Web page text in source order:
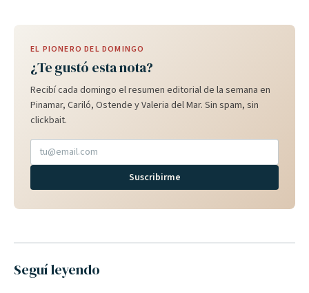
EL PIONERO DEL DOMINGO
¿Te gustó esta nota?
Recibí cada domingo el resumen editorial de la semana en
Pinamar, Cariló, Ostende y Valeria del Mar. Sin spam, sin
clickbait.
Suscribirme
Seguí leyendo